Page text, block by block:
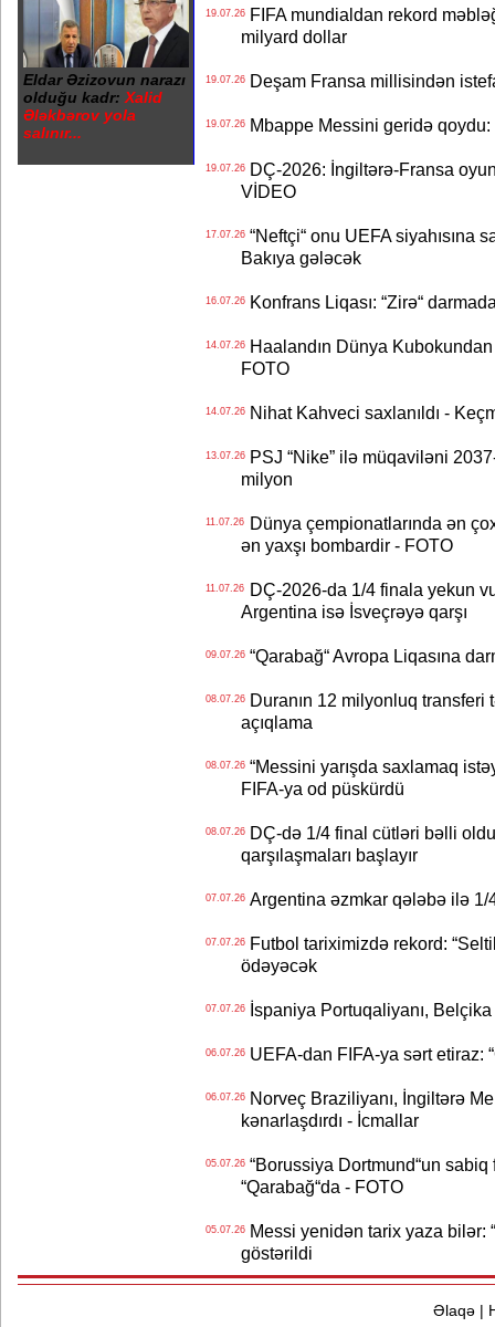
Eldar Əzizovun narazı
olduğu kadr: Xalid
Ələkbərov yola
salınır...
19.07.26FIFA mundialdan rekord
milyard dollar
19.07.26Deşam Fransa millisindən
19.07.26Mbappe Messini geridə qoydu:
19.07.26DÇ-2026: İngiltərə-Fransa
VİDEO
17.07.26“Neftçi“ onu UEFA siyahısına
Bakıya gələcək
16.07.26Konfrans Liqası: “Zirə“
14.07.26Haalandın Dünya Kubokundan
FOTO
14.07.26Nihat Kahveci saxlanıldı -
13.07.26PSJ “Nike” ilə müqaviləni
milyon
11.07.26Dünya çempionatlarında ən
ən yaxşı bombardir - FOTO
11.07.26DÇ-2026-da 1/4 finala yekun
Argentina isə İsveçrəyə qarşı
09.07.26“Qarabağ“ Avropa Liqasına
08.07.26Duranın 12 milyonluq transferi
açıqlama
08.07.26“Messini yarışda saxlamaq
FIFA-ya od püskürdü
08.07.26DÇ-də 1/4 final cütləri bəlli
qarşılaşmaları başlayır
07.07.26Argentina əzmkar qələbə ilə 1/
07.07.26Futbol tariximizdə rekord:
ödəyəcək
07.07.26İspaniya Portuqaliyanı, Belçika
06.07.26UEFA-dan FIFA-ya sərt etiraz:
06.07.26Norveç Braziliyanı, İngiltərə
kənarlaşdırdı - İcmallar
05.07.26“Borussiya Dortmund“un sabiq
“Qarabağ“da - FOTO
05.07.26Messi yenidən tarix yaza bilər:
göstərildi
Əlaqə|